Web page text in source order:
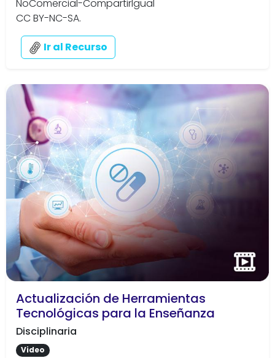
NoComercial-CompartirIgual
CC BY-NC-SA.
Ir al Recurso
Actualización de Herramientas
Tecnológicas para la Enseñanza
Disciplinaria
Video